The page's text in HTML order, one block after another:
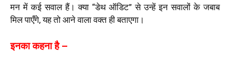
मन में कई सवाल हैं। क्या “डेथ ऑडिट” से उन्हें इन सवालों के जबाब
मिल पाएँगे, यह तो आने वाला वक्त ही बताएगा।
इनका कहना है –